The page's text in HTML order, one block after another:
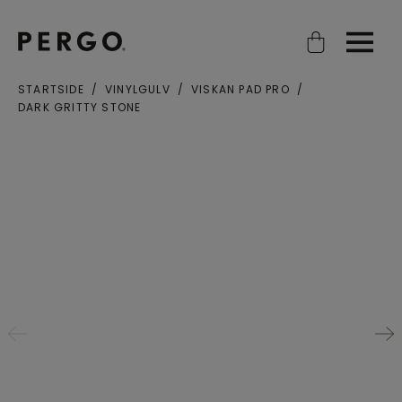
Open searchOpen
STARTSIDE VINYLGULV
VISKAN PAD PRO
DARK GRITTY STONE